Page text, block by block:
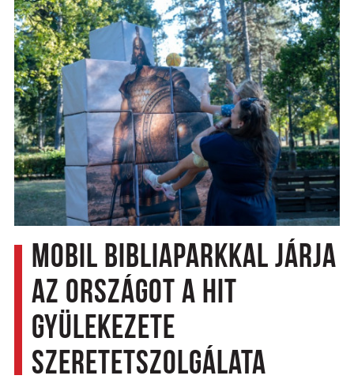
Mobil Bibliaparkkal járja
az országot a Hit
Gyülekezete
Szeretetszolgálata